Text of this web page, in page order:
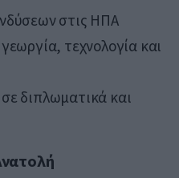
στις ΗΠΑ
τεχνολογία και
διπλωματικά και